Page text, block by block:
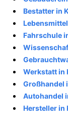
Bestatter in
Fahrschule
Werkstatt in
Großhandel
Autohandel
Hersteller in